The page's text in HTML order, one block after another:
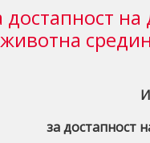
за достапност